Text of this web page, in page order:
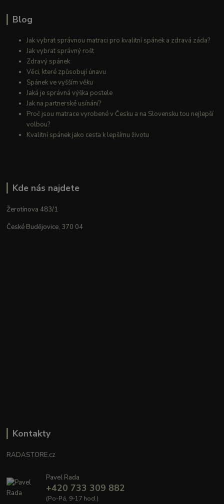
Blog
Jak vybrat správnou matraci pro kvalitní spánek a zdravá záda?
Jak vybrat správný rošt
Zdravý spánek
Věci, které způsobují únavu
Spánek ve vyšším věku
Jaká je správná výška postele
Jak na partnerské usínání?
Proč jsou matrace vyrobené v Česku a na Slovensku tou nejlepší
volbou?
Kvalitní spánek jako cesta k lepšímu životu
Kde nás najdete
Žerotínova 483/1
České Budějovice, 370 04
Kontakty
RADASTORE.cz
Pavel Rada
+420 733 309 882
(Po-Pá, 9-17 hod.)